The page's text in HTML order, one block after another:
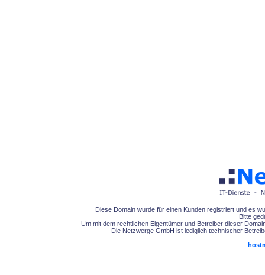
Diese Domain wurde für einen Kunden registriert und es
Bitte
Um mit dem rechtlichen Eigentümer und Betreiber dieser
Die Netzwerge GmbH ist lediglich technischer